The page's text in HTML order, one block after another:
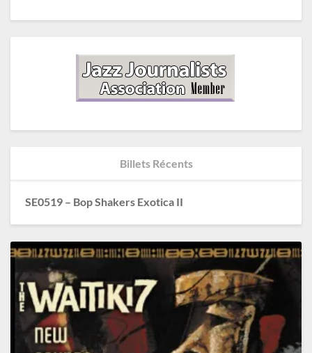
Billets Récents
SE0519 – Bop Shakers Exotica II